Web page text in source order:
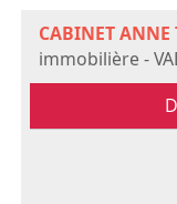
CABINET ANNE
immobilière -